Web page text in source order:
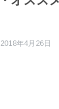
2018年4月26日